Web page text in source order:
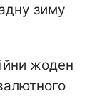
зиму
жоден